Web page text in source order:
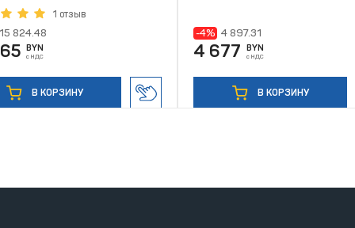
1 отзыв
15 824.48
BYN
с НДС
В КОРЗИНУ
-4% 4 897.31
4 677 BYN
с НДС
В КОРЗИНУ